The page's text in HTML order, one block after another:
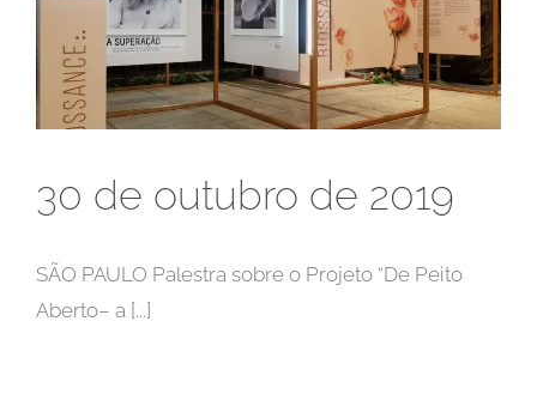
30 de outubro de 2019
SÃO PAULO Palestra sobre o Projeto “De Peito
Aberto– a [...]